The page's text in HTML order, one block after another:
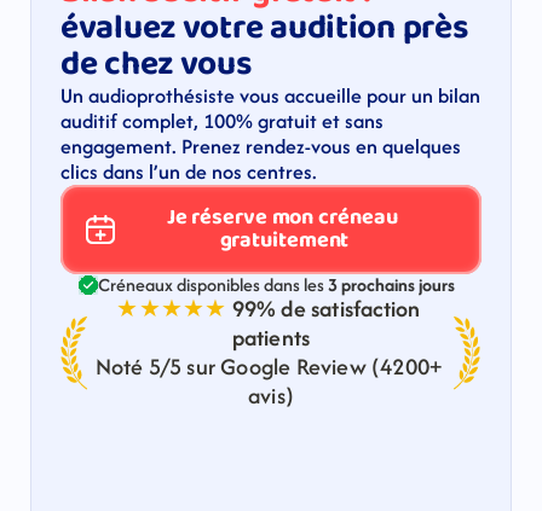
évaluez votre audition près
de chez vous​
Un audioprothésiste vous accueille pour un bilan
auditif complet, 100% gratuit et sans
engagement. Prenez rendez-vous en quelques
clics dans l’un de nos centres.
Je réserve mon créneau
gratuitement
Créneaux disponibles dans les 3 prochains jours
★★★★★ 99% de satisfaction
patients
Noté 5/5 sur Google Review (4200+
avis)